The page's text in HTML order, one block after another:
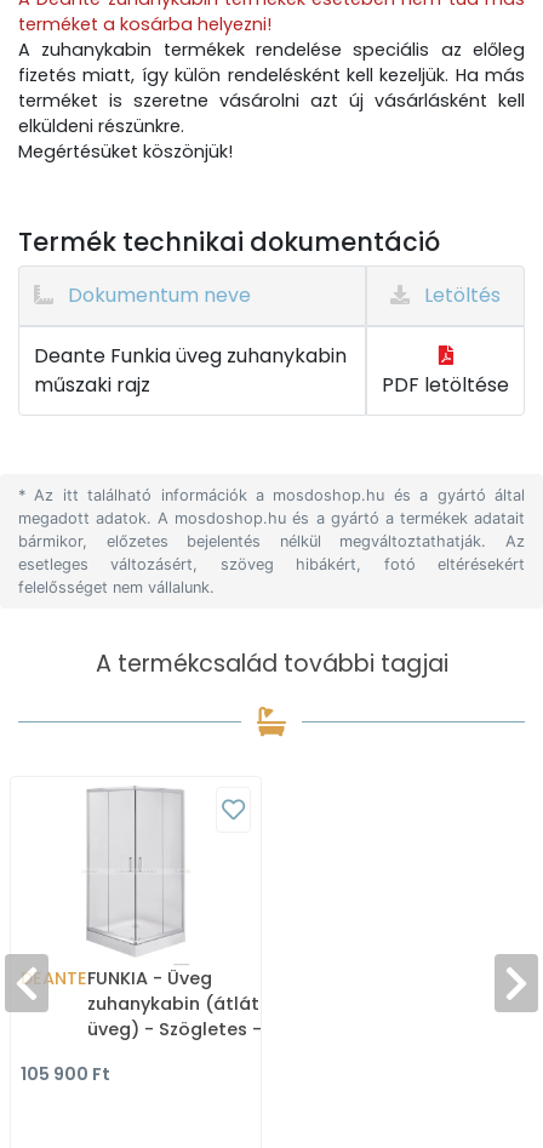
terméket a kosárba helyezni!
A zuhanykabin termékek rendelése speciális az előleg
fizetés miatt, így külön rendelésként kell kezeljük. Ha más
terméket is szeretne vásárolni azt új vásárlásként kell
elküldeni részünkre.
Megértésüket köszönjük!
Termék technikai dokumentáció
Dokumentum neve Letöltés
Deante Funkia üveg zuhanykabin
műszaki rajz
PDF letöltése
* Az itt található információk a mosdoshop.hu és a gyártó által
megadott adatok. A mosdoshop.hu és a gyártó a termékek adatait
bármikor, előzetes bejelentés nélkül megváltoztathatják. Az
esetleges változásért, szöveg hibákért, fotó eltérésekért
felelősséget nem vállalunk.
A termékcsalád további tagjai
DEANTEFUNKIA - Üveg
zuhanykabin (átlátszó
üveg) - Szögletes -
105 900 Ft